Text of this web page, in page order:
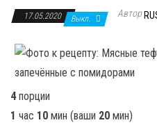
17.05.2020 Выкл. Автор
4 порции
1 час 10 мин (ваши 20 мин)